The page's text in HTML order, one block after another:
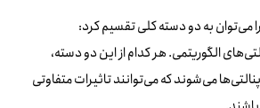
می‌توان به دو دسته کلی تقسیم کرد:
الگوریتمی. هر کدام از این دو دسته،
می‌شوند که می‌توانند تاثیرات متفاوتی